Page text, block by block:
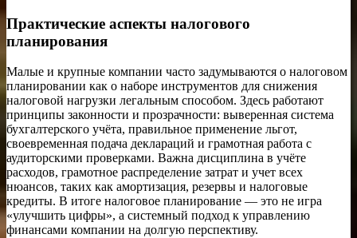
Практические аспекты налогового
планирования
Малые и крупные компании часто задумываются о налоговом
планировании как о наборе инструментов для снижения
налоговой нагрузки легальным способом. Здесь работают
принципы законности и прозрачности: выверенная система
бухгалтерского учёта, правильное применение льгот,
своевременная подача деклараций и грамотная работа с
аудиторскими проверками. Важна дисциплина в учёте
расходов, грамотное распределение затрат и учет всех
нюансов, таких как амортизация, резервы и налоговые
кредиты. В итоге налоговое планирование — это не игра
«улучшить цифры», а системный подход к управлению
финансами компании на долгую перспективу.